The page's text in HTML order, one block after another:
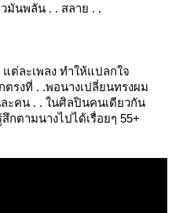
นพลัน . . สลาย . .
ต่ละเพลง ทำให้แปลกใจ
รงที่ . .พอนางเปลี่ยนทรงผม
ะคน . . ในศิลปินคนเดียวกัน
กตามนางไปได้เรื่อยๆ 55+